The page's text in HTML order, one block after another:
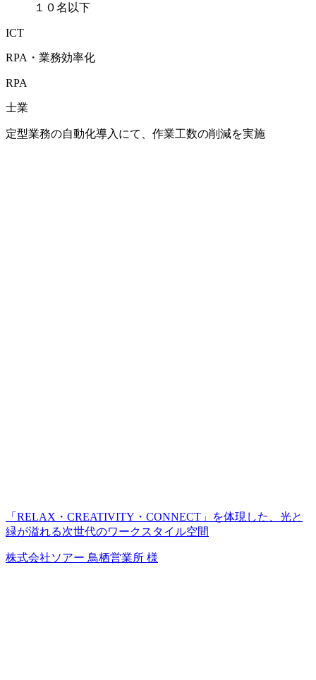
１０名以下
ICT
RPA・業務効率化
RPA
士業
定型業務の自動化導入にて、作業工数の削減を実施
「RELAX・CREATIVITY・CONNECT」を体現した、光と
緑が溢れる次世代のワークスタイル空間
株式会社ソアー 鳥栖営業所 様